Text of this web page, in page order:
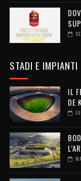
STADI E IMPIANTI
IL
DE